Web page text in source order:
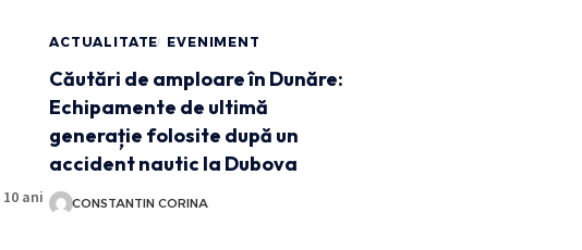
ani
ACTUALITATE EVENIMENT
Căutări de amploare în Dunăre:
Echipamente de ultimă
generație folosite după un
accident nautic la Dubova
CONSTANTIN CORINA